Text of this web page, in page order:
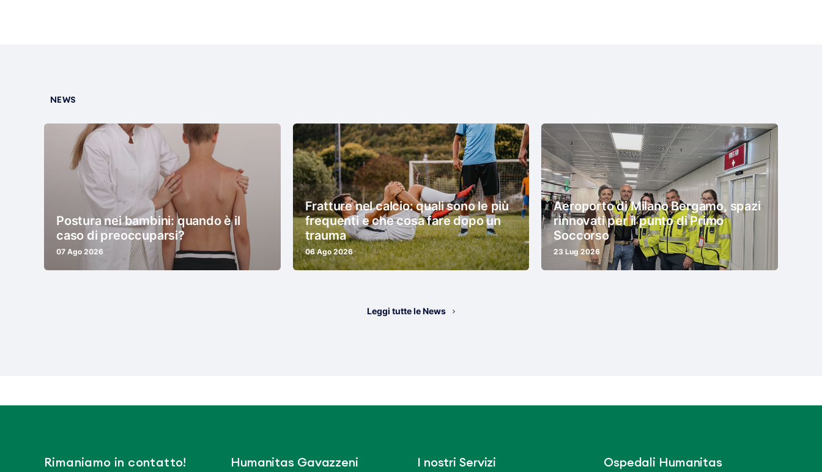
NEWS
Postura nei bambini: quando è il
caso di preoccuparsi?
07 Ago 2026
Fratture nel calcio: quali sono le più
frequenti e che cosa fare dopo un
trauma
06 Ago 2026
Aeroporto di Milano Bergamo, spazi
rinnovati per il punto di Primo
Soccorso
23 Lug 2026
Leggi tutte le News
Rimaniamo in contatto! Humanitas Gavazzeni I nostri Servizi Ospedali Humanitas